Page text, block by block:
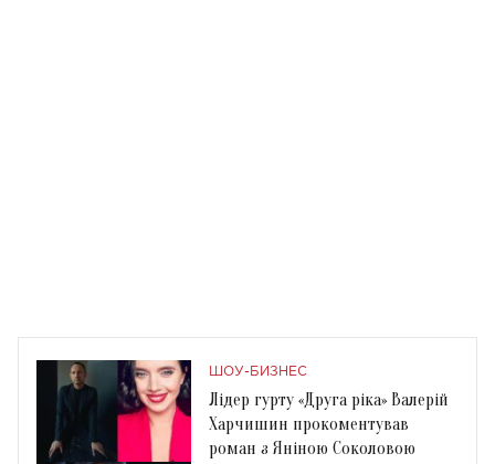
ШОУ-БИЗНЕС
Лідер гурту «Друга ріка» Валерій
Харчишин прокоментував
роман з Яніною Соколовою